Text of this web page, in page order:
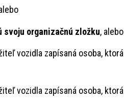
organizačnú zložku, alebo
vozidla zapísaná osoba, ktorá
vozidla zapísaná osoba, ktorá